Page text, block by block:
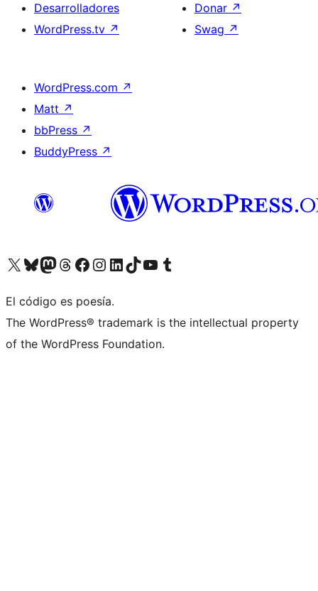
Desarrolladores
WordPress.tv ↗
Donar ↗
Swag ↗
WordPress.com ↗
Matt ↗
bbPress ↗
BuddyPress ↗
Visita nuestra cuenta de X (anteriormente Twitter)
Visita nuestra cuenta de Bluesky
Visita nuestra cuenta de Mastodon
Visita nuestra cuenta de Threads
Visita nuestra página de Facebook
Visita nuestra cuenta de Instagram
Visita nuestra cuenta de LinkedIn
Visita nuestra cuenta de TikTok
Visita nuestro canal de YouTube
Visita nuestra cuenta de Tumblr
El código es poesía.
The WordPress® trademark is the intellectual property
of the WordPress Foundation.